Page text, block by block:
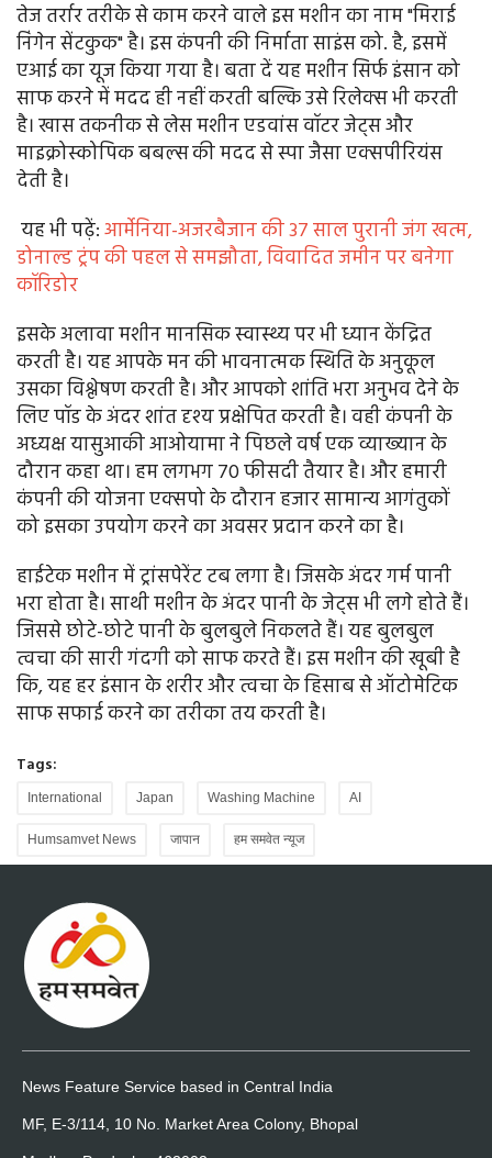
तेज तर्रार तरीके से काम करने वाले इस मशीन का नाम "मिराई
निंगेन सेंटकुक" है। इस कंपनी की निर्माता साइंस को. है, इसमें
एआई का यूज किया गया है। बता दें यह मशीन सिर्फ इंसान को
साफ करने में मदद ही नहीं करती बल्कि उसे रिलेक्स भी करती
है। खास तकनीक से लेस मशीन एडवांस वॉटर जेट्स और
माइक्रोस्कोपिक बबल्स की मदद से स्पा जैसा एक्सपीरियंस
देती है।
यह भी पढ़ें:आर्मेनिया-अजरबैजान की 37 साल पुरानी जंग खत्म,
डोनाल्ड ट्रंप की पहल से समझौता, विवादित जमीन पर बनेगा
कॉरिडोर
इसके अलावा मशीन मानसिक स्वास्थ्य पर भी ध्यान केंद्रित
करती है। यह आपके मन की भावनात्मक स्थिति के अनुकूल
उसका विश्लेषण करती है। और आपको शांति भरा अनुभव देने के
लिए पॉड के अंदर शांत दृश्य प्रक्षेपित करती है। वही कंपनी के
अध्यक्ष यासुआकी आओयामा ने पिछले वर्ष एक व्याख्यान के
दौरान कहा था। हम लगभग 70 फीसदी तैयार है। और हमारी
कंपनी की योजना एक्सपो के दौरान हजार सामान्य आगंतुकों
को इसका उपयोग करने का अवसर प्रदान करने का है।
हाईटेक मशीन में ट्रांसपेरेंट टब लगा है। जिसके अंदर गर्म पानी
भरा होता है। साथी मशीन के अंदर पानी के जेट्स भी लगे होते हैं।
जिससे छोटे-छोटे पानी के बुलबुले निकलते हैं। यह बुलबुल
त्वचा की सारी गंदगी को साफ करते हैं। इस मशीन की खूबी है
कि, यह हर इंसान के शरीर और त्वचा के हिसाब से ऑटोमेटिक
साफ सफाई करने का तरीका तय करती है।
Tags:
International Japan Washing Machine AI
Humsamvet News जापान हम समवेत न्यूज
News Feature Service based in Central India
MF, E-3/114, 10 No. Market Area Colony, Bhopal